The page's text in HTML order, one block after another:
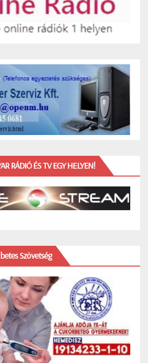
RÁDIÓ ÉS TV EGY HELYEN!
Szövetség